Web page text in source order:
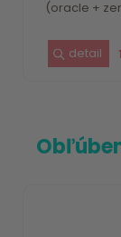
(oracle +